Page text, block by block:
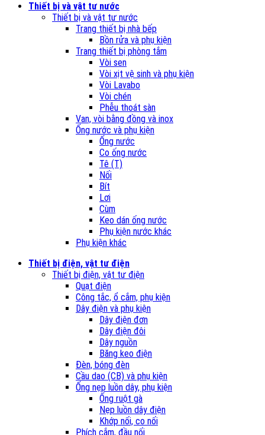
Thiết bị và vật tư nước
Thiết bị và vật tư nước
Trang thiết bị nhà bếp
Bồn rửa và phụ kiện
Trang thiết bị phòng tắm
Vòi sen
Vòi xịt vệ sinh và phụ kiện
Vòi Lavabo
Vòi chén
Phễu thoát sàn
Van, vòi bằng đồng và inox
Ống nước và phụ kiện
Ống nước
Co ống nước
Tê (T)
Nối
Bít
Lơi
Cùm
Keo dán ống nước
Phụ kiện nước khác
Phụ kiện khác
Thiết bị điện, vật tư điện
Thiết bị điện, vật tư điện
Quạt điện
Công tắc, ổ cắm, phụ kiện
Dây điện và phụ kiện
Dây điện đơn
Dây điện đôi
Dây nguồn
Băng keo điện
Đèn, bóng đèn
Cầu dao (CB) và phụ kiện
Ống nẹp luồn dây, phụ kiện
Ống ruột gà
Nẹp luồn dây điện
Khớp nối, co nối
Phích cắm, đầu nối